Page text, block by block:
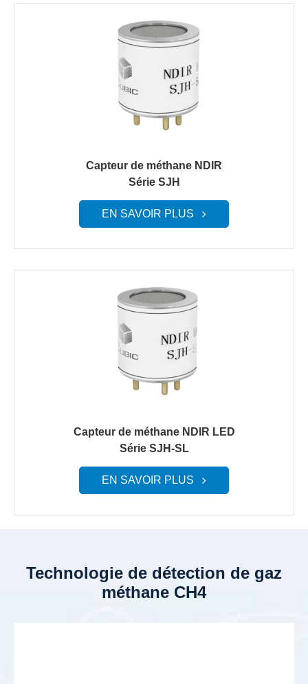
Capteur de méthane NDIR
Série SJH
EN SAVOIR PLUS
Capteur de méthane NDIR LED
Série SJH-SL
EN SAVOIR PLUS
Technologie de détection de gaz
méthane CH4